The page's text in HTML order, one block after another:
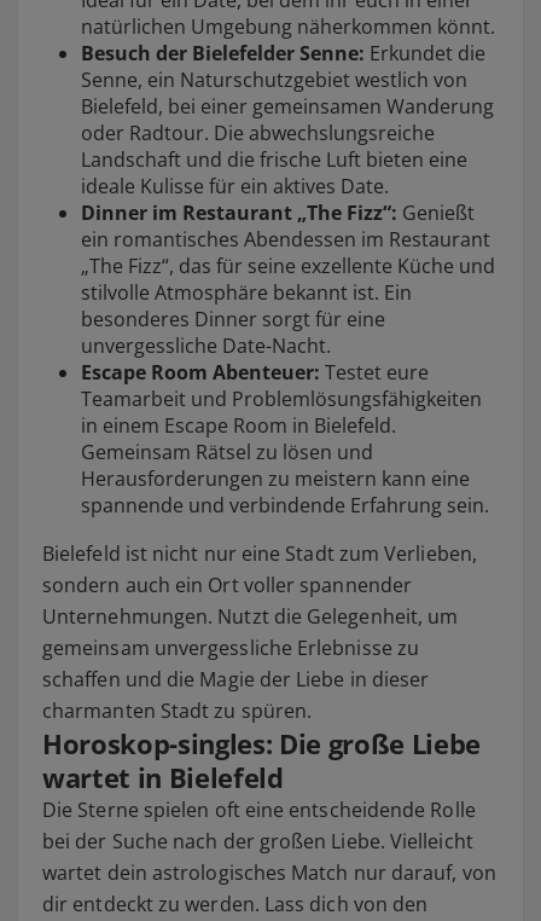
natürlichen Umgebung näherkommen könnt.
Besuch der Bielefelder Senne: Erkundet die
Senne, ein Naturschutzgebiet westlich von
Bielefeld, bei einer gemeinsamen Wanderung
oder Radtour. Die abwechslungsreiche
Landschaft und die frische Luft bieten eine
ideale Kulisse für ein aktives Date.
Dinner im Restaurant „The Fizz“: Genießt
ein romantisches Abendessen im Restaurant
„The Fizz“, das für seine exzellente Küche und
stilvolle Atmosphäre bekannt ist. Ein
besonderes Dinner sorgt für eine
unvergessliche Date-Nacht.
Escape Room Abenteuer: Testet eure
Teamarbeit und Problemlösungsfähigkeiten
in einem Escape Room in Bielefeld.
Gemeinsam Rätsel zu lösen und
Herausforderungen zu meistern kann eine
spannende und verbindende Erfahrung sein.
Bielefeld ist nicht nur eine Stadt zum Verlieben,
sondern auch ein Ort voller spannender
Unternehmungen. Nutzt die Gelegenheit, um
gemeinsam unvergessliche Erlebnisse zu
schaffen und die Magie der Liebe in dieser
charmanten Stadt zu spüren.
Horoskop-singles: Die große Liebe
wartet in Bielefeld
Die Sterne spielen oft eine entscheidende Rolle
bei der Suche nach der großen Liebe. Vielleicht
wartet dein astrologisches Match nur darauf, von
dir entdeckt zu werden. Lass dich von den